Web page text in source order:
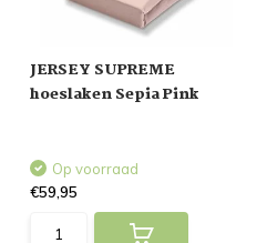
JERSEY SUPREME
hoeslaken Sepia Pink
Op voorraad
€59,95